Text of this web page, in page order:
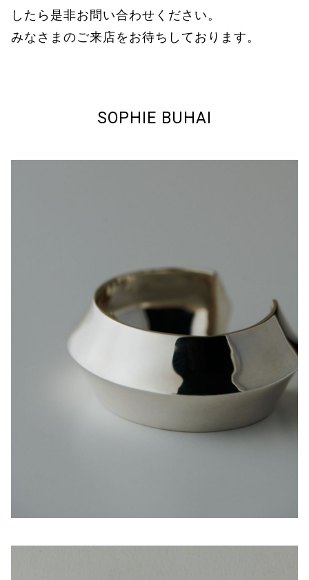
したら是非お問い合わせください。
みなさまのご来店をお待ちしております。
SOPHIE BUHAI